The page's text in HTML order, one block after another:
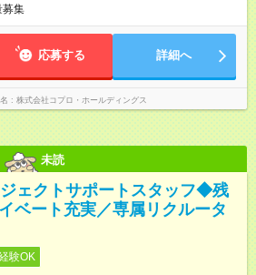
べき仕事」が終われば、自然と区切りをつけ
ます。
募集
応募する 詳細へ
株式会社コプロ・ホールディングス
未読
ジェクトサポートスタッフ◆残
ベート充実／専属リクルータ
験OK